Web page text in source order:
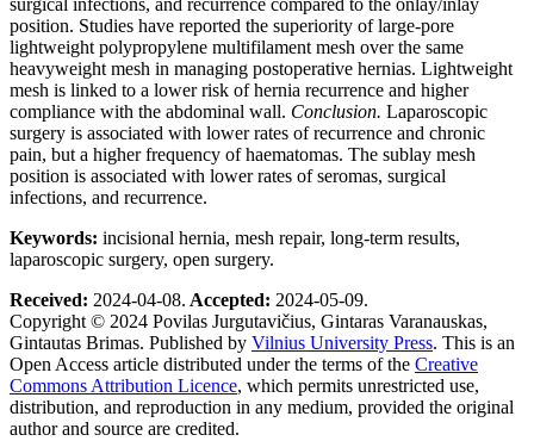
surgical infections, and recurrence compared to the onlay/inlay
position. Studies have reported the superiority of large-pore
lightweight polypropylene multifilament mesh over the same
heavyweight mesh in managing postoperative hernias. Lightweight
mesh is linked to a lower risk of hernia recurrence and higher
compliance with the abdominal wall. Conclusion. Laparoscopic
surgery is associated with lower rates of recurrence and chronic
pain, but a higher frequency of haematomas. The sublay mesh
position is associated with lower rates of seromas, surgical
infections, and recurrence.
Keywords: incisional hernia, mesh repair, long-term results,
laparoscopic surgery, open surgery.
Received: 2024-04-08. Accepted: 2024-05-09.
Copyright © 2024 Povilas Jurgutavičius, Gintaras Varanauskas,
Gintautas Brimas. Published by Vilnius University Press. This is an
Open Access article distributed under the terms of the Creative
Commons Attribution Licence, which permits unrestricted use,
distribution, and reproduction in any medium, provided the original
author and source are credited.